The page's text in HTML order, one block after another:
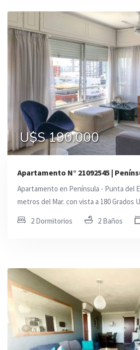
U$S 190.000
Apartamento N° 21092545 |
Apartamento en Península - Punta del
metros del Mar. con vista a 180 Grados
2 Dormitorios 2 Baños